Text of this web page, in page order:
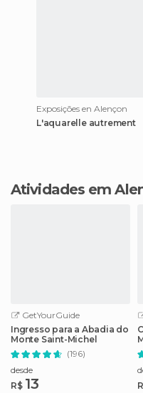
Exposições en Alençon
L'aquarelle autrement
Atividades em
GetYourGuide
Ingresso para a Abadia do
Monte Saint-Michel
(196)
desde
R$ 13